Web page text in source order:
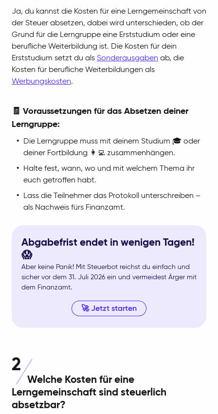
Ja, du kannst die Kosten für eine Lerngemeinschaft von
der Steuer absetzen, dabei wird unterschieden, ob der
Grund für die Lerngruppe eine Erststudium oder eine
berufliche Weiterbildung ist. Die Kosten für dein
Erststudium setzt du als Sonderausgaben ab, die
Kosten für berufliche Weiterbildungen als
Werbungskosten.
🧾 Voraussetzungen für das Absetzen deiner
Lerngruppe:
Die Lerngruppe muss mit deinem Studium 🎓 oder
deiner Fortbildung 👩‍💻 zusammenhängen.
Halte fest, wann, wo und mit welchem Thema ihr
euch getroffen habt.
Lass die Teilnehmer das Protokoll unterschreiben –
als Nachweis fürs Finanzamt.
Abgabefrist endet in wenigen Tagen!
😱
Aber keine Panik! Mit Steuerbot reichst du einfach und
sicher vor dem 31. Juli 2026 ein und vermeidest Ärger mit
dem Finanzamt.
🚀 Jetzt starten
2
Welche Kosten für eine
Lerngemeinschaft sind steuerlich
absetzbar?